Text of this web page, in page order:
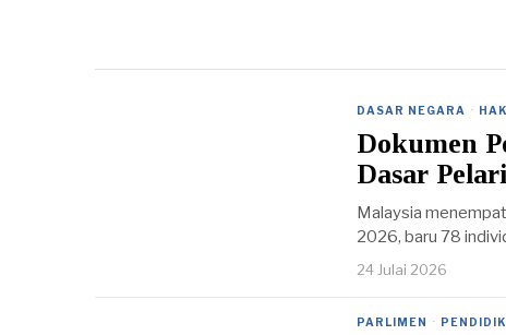
DASAR NEGARA ·
Dokumen
Dasar
Malaysia
2026, baru 78
24 Julai 2026
PARLIMEN ·